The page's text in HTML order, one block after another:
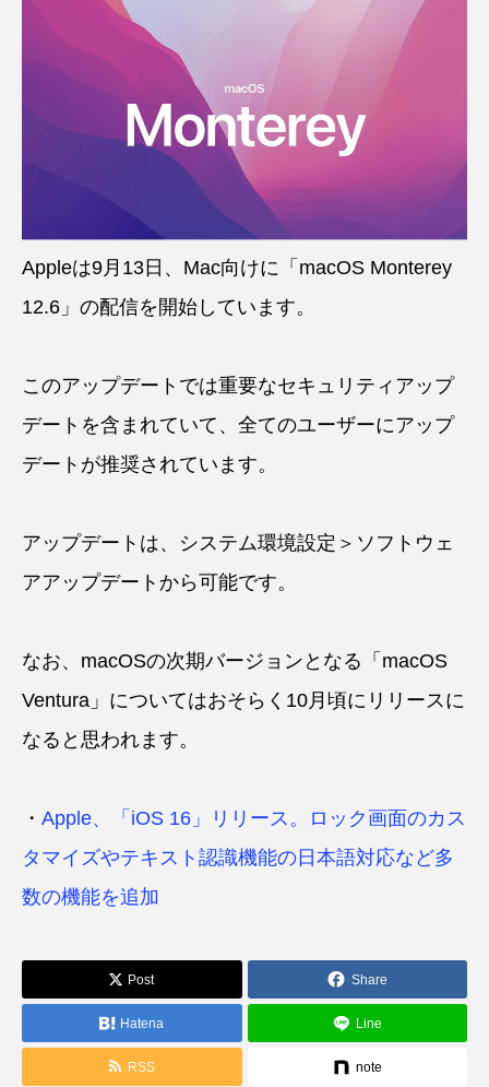
Appleは9月13日、Mac向けに「macOS Monterey
12.6」の配信を開始しています。
このアップデートでは重要なセキュリティアップ
デートを含まれていて、全てのユーザーにアップ
デートが推奨されています。
アップデートは、システム環境設定＞ソフトウェ
アアップデートから可能です。
なお、macOSの次期バージョンとなる「macOS
Ventura」についてはおそらく10月頃にリリースに
なると思われます。
・ Apple、「iOS 16」リリース。ロック画面のカス
タマイズやテキスト認識機能の日本語対応など多
数の機能を追加
Post Share
Hatena Line
RSS note